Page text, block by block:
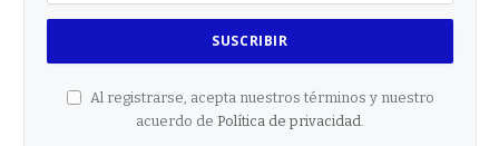
Al registrarse, acepta nuestros términos y nuestro
acuerdo de Política de privacidad.